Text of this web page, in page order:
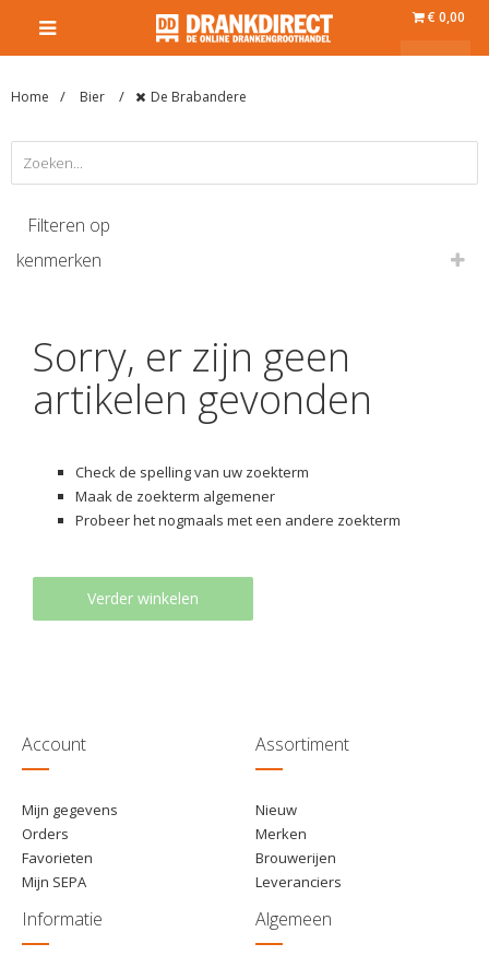
€ 0,00
Home Bier De Brabandere
Filteren op
kenmerken
Sorry, er zijn geen
artikelen gevonden
Check de spelling van uw zoekterm
Maak de zoekterm algemener
Probeer het nogmaals met een andere zoekterm
Verder winkelen
Account
Mijn gegevens
Orders
Favorieten
Mijn SEPA
Assortiment
Nieuw
Merken
Brouwerijen
Leveranciers
Informatie Algemeen